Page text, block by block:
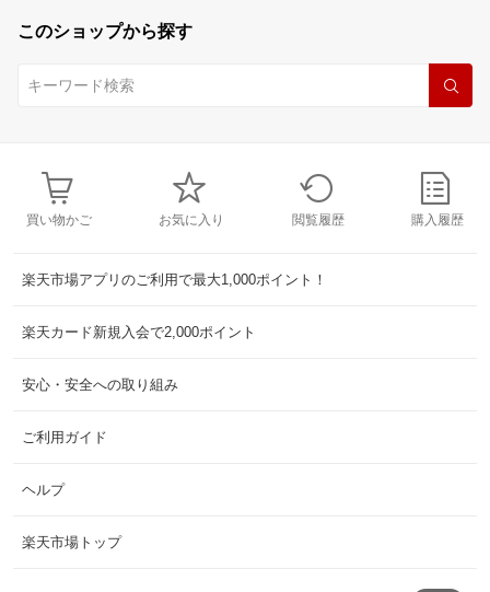
このショップから探す
買い物かご お気に入り 閲覧履歴 購入履歴
楽天市場アプリのご利用で最大1,000ポイント！
楽天カード新規入会で2,000ポイント
安心・安全への取り組み
ご利用ガイド
ヘルプ
楽天市場トップ